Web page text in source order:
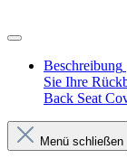
Beschreibung
Sie Ihre
Back Seat
Menü schließen